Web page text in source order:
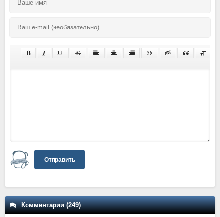
Отправить
Комментарии (249)